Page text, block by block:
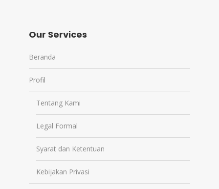
Our Services
Beranda
Profil
Tentang Kami
Legal Formal
Syarat dan Ketentuan
Kebijakan Privasi